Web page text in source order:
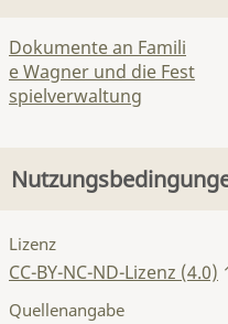
Dokumente an Famili
e Wagner und die Fest
spielverwaltung
Lizenz
CC-BY-NC-ND-Lizenz (4.0)
Quellenangabe